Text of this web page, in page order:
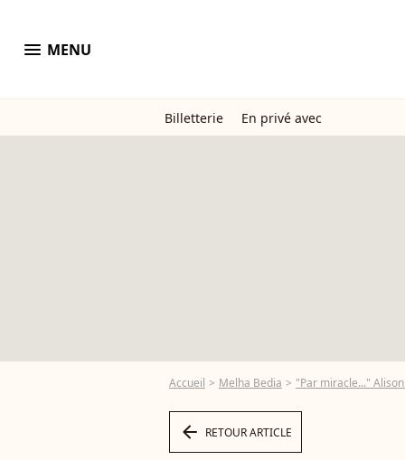
menu MENU
Billetterie En privé avec
Accueil Melha Bedia "Par miracle..."
arrow_left RETOUR ARTICLE